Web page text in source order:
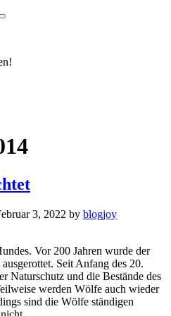
Suchen
3, 2022 by blogjoy
Vor 200 Jahren wurde der
Seit Anfang des 20.
Naturschutz und die Bestände des
werden Wölfe auch wieder
sind die Wölfe ständigen